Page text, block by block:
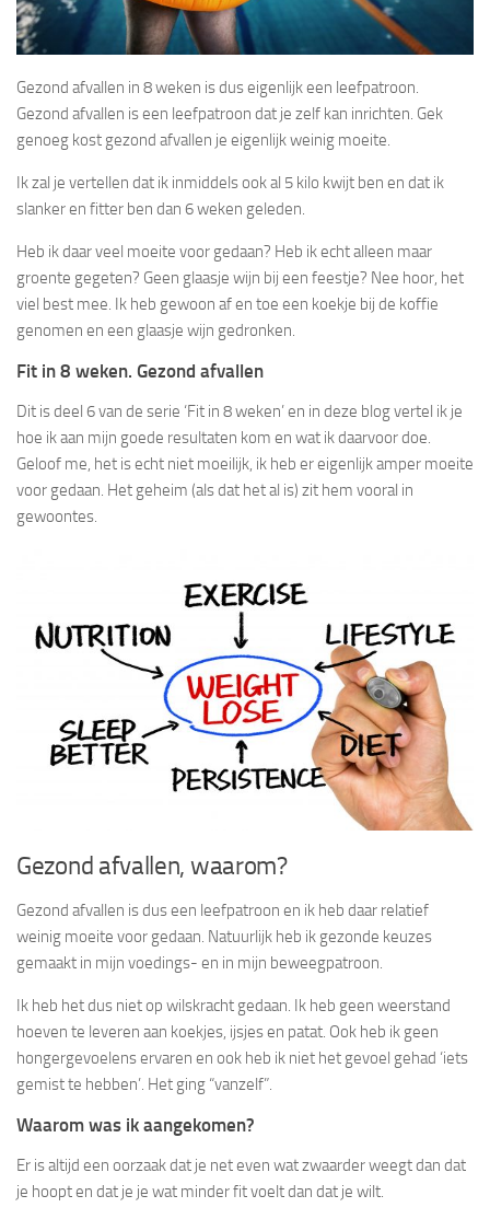
Gezond afvallen in 8 weken is dus eigenlijk een leefpatroon.
Gezond afvallen is een leefpatroon dat je zelf kan inrichten. Gek
genoeg kost gezond afvallen je eigenlijk weinig moeite.
Ik zal je vertellen dat ik inmiddels ook al 5 kilo kwijt ben en dat ik
slanker en fitter ben dan 6 weken geleden.
Heb ik daar veel moeite voor gedaan? Heb ik echt alleen maar
groente gegeten? Geen glaasje wijn bij een feestje? Nee hoor, het
viel best mee. Ik heb gewoon af en toe een koekje bij de koffie
genomen en een glaasje wijn gedronken.
Fit in 8 weken. Gezond afvallen
Dit is deel 6 van de serie ‘Fit in 8 weken’ en in deze blog vertel ik je
hoe ik aan mijn goede resultaten kom en wat ik daarvoor doe.
Geloof me, het is echt niet moeilijk, ik heb er eigenlijk amper moeite
voor gedaan. Het geheim (als dat het al is) zit hem vooral in
gewoontes.
Gezond afvallen, waarom?
Gezond afvallen is dus een leefpatroon en ik heb daar relatief
weinig moeite voor gedaan. Natuurlijk heb ik gezonde keuzes
gemaakt in mijn voedings- en in mijn beweegpatroon.
Ik heb het dus niet op wilskracht gedaan. Ik heb geen weerstand
hoeven te leveren aan koekjes, ijsjes en patat. Ook heb ik geen
hongergevoelens ervaren en ook heb ik niet het gevoel gehad ‘iets
gemist te hebben’. Het ging “vanzelf”.
Waarom was ik aangekomen?
Er is altijd een oorzaak dat je net even wat zwaarder weegt dan dat
je hoopt en dat je je wat minder fit voelt dan dat je wilt.